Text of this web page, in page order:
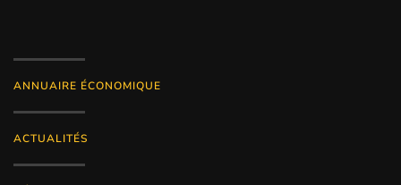
ANNUAIRE ÉCONOMIQUE
ACTUALITÉS